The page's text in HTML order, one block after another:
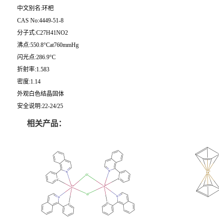
中文别名:环杷
CAS No:4449-51-8
分子式:C27H41NO2
沸点:550.8°Cat760mmHg
闪光点:286.9°C
折射率:1.583
密度:1.14
外观白色结晶固体
安全说明:22-24/25
相关产品：